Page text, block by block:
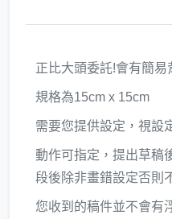
正比大頭委託!會有簡易
規格為15cm x 15cm
需要您提供設定，視設
動作可指定，提出草稿
段後除非畫錯設定否則
您收到的稿件並不會有